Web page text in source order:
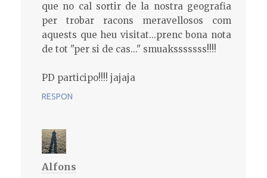
que no cal sortir de la nostra geografia
per trobar racons meravellosos com
aquests que heu visitat...prenc bona nota
de tot "per si de cas..." smuaksssssss!!!!
PD participo!!!! jajaja
RESPON
Alfons